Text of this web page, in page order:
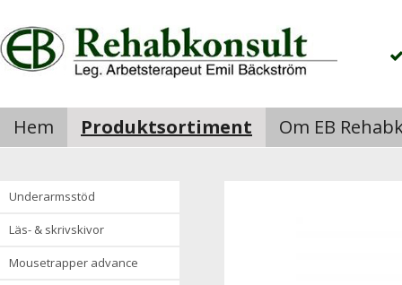
Hem Produktsortiment Om EB
underarmsstöd
läs- & skrivskivor
mousetrapper advance